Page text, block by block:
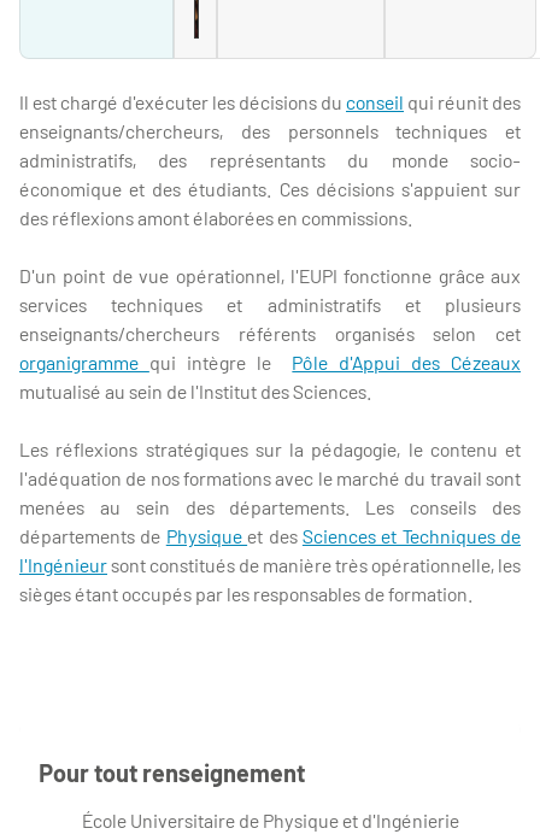
Il est chargé d'exécuter les décisions du conseil qui réunit des
enseignants/chercheurs, des personnels techniques et
administratifs, des représentants du monde socio-
économique et des étudiants. Ces décisions s'appuient sur
des réflexions amont élaborées en commissions.
D'un point de vue opérationnel, l'EUPI fonctionne grâce aux
services techniques et administratifs et plusieurs
enseignants/chercheurs référents organisés selon cet
organigramme qui intègre le Pôle d'Appui des Cézeaux
mutualisé au sein de l'Institut des Sciences.
Les réflexions stratégiques sur la pédagogie, le contenu et
l'adéquation de nos formations avec le marché du travail sont
menées au sein des départements. Les conseils des
départements de Physiqueet des Sciences et Techniques de
l'Ingénieursont constitués de manière très opérationnelle, les
sièges étant occupés par les responsables de formation.
Pour tout renseignement
École Universitaire de Physique et d'Ingénierie